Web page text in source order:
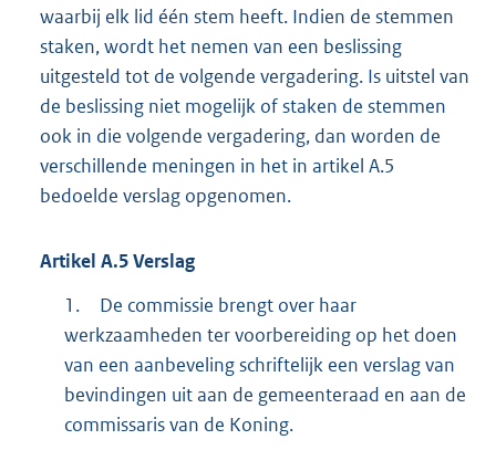
waarbij elk lid één stem heeft. Indien de stemmen
staken, wordt het nemen van een beslissing
uitgesteld tot de volgende vergadering. Is uitstel van
de beslissing niet mogelijk of staken de stemmen
ook in die volgende vergadering, dan worden de
verschillende meningen in het in artikel A.5
bedoelde verslag opgenomen.
Artikel A.5Verslag
1.
De commissie brengt over haar
werkzaamheden ter voorbereiding op het doen
van een aanbeveling schriftelijk een verslag van
bevindingen uit aan de gemeenteraad en aan de
commissaris van de Koning.